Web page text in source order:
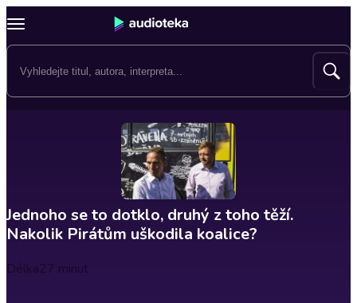
Jednoho se to dotklo, druhý z toho těží.
Nakolik Pirátům uškodila koalice?
Délka27 minut